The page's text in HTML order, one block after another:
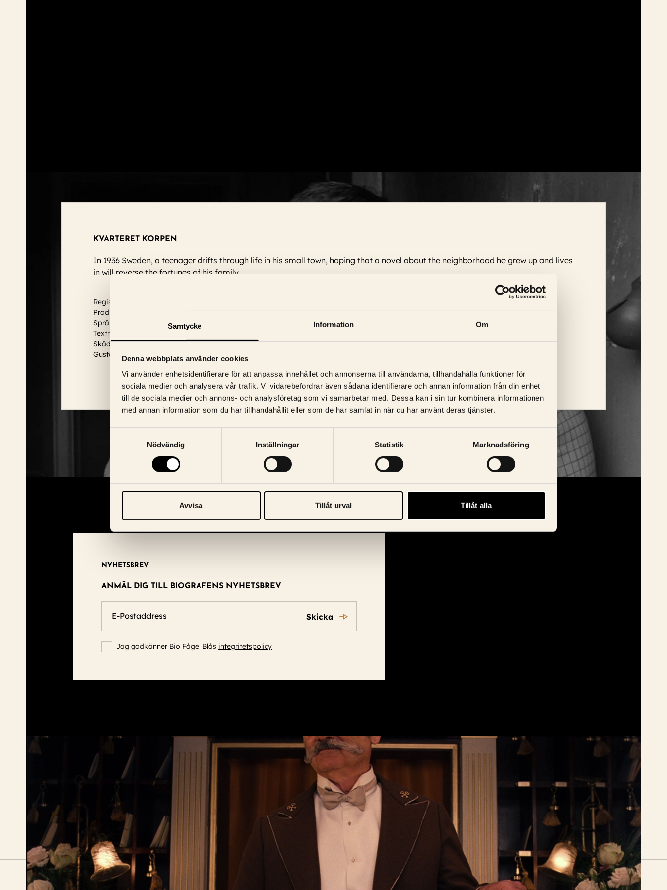
Samtycke Information Om
Denna webbplats använder cookies
Vi använder enhetsidentifierare för att anpassa innehållet och annonserna till användarna, tillhandahålla funktioner för
sociala medier och analysera vår trafik. Vi vidarebefordrar även sådana identifierare och annan information från din enhet
till de sociala medier och annons- och analysföretag som vi samarbetar med. Dessa kan i sin tur kombinera informationen
med annan information som du har tillhandahållit eller som de har samlat in när du har använt deras tjänster.
Nödvändig
Inställningar Statistik Marknadsföring
Avvisa Tillåt urval Tillåt alla
KVARTERET KORPEN
In 1936 Sweden, a teenager drifts through life in his small town, hoping that a novel about the neighborhood he grew up and lives
in will reverse the fortunes of his family.
Regissör: Bo Widerberg
Produktionsår: 1963
Språk: Svensk
Textning: Engelska
Skådespelare:Emy Storm, Thommy Berggren, Ingvar Hirdwall, Agneta Prytz, Nina Widerberg, Keve Hjelm, Christina Frambäck, Louise
Gustafsson
Läs mer
NYHETSBREV
ANMÄL DIG TILL BIOGRAFENS NYHETSBREV
Skicka
Jag godkänner Bio Fågel Blås integritetspolicy